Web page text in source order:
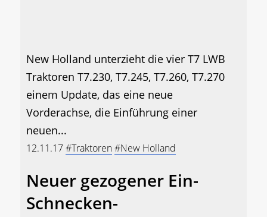
New Holland unterzieht die vier T7 LWB
Traktoren T7.230, T7.245, T7.260, T7.270
einem Update, das eine neue
Vorderachse, die Einführung einer
neuen...
12.11.17#Traktoren#New Holland
Neuer gezogener Ein-
Schnecken-